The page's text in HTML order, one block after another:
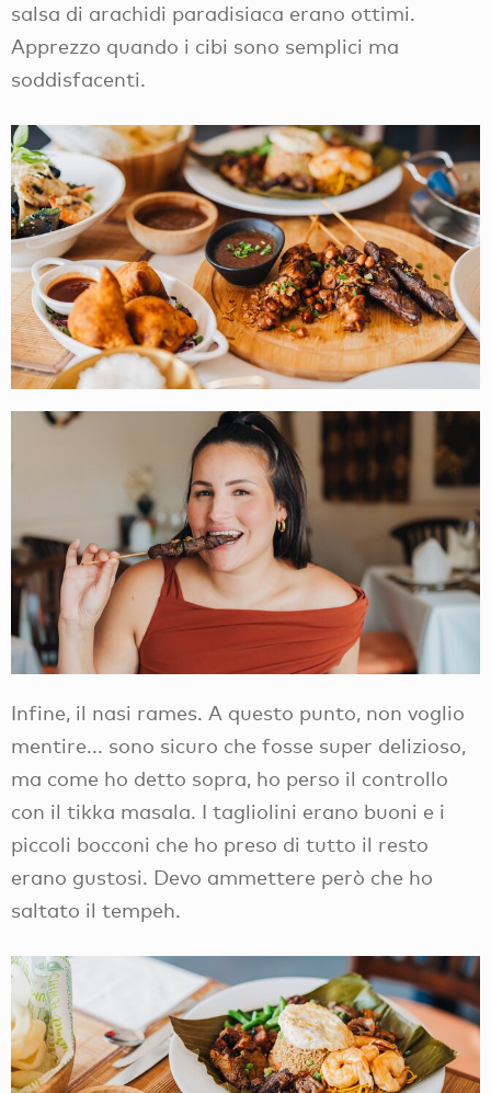
salsa di arachidi paradisiaca erano ottimi.
Apprezzo quando i cibi sono semplici ma
soddisfacenti.
Infine, il nasi rames. A questo punto, non voglio
mentire... sono sicuro che fosse super delizioso,
ma come ho detto sopra, ho perso il controllo
con il tikka masala. I tagliolini erano buoni e i
piccoli bocconi che ho preso di tutto il resto
erano gustosi. Devo ammettere però che ho
saltato il tempeh.